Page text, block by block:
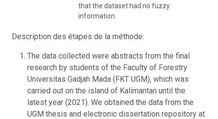
that the dataset had no fuzzy
information.
Description des étapes de la méthode:
The data collected were abstracts from the final
research by students of the Faculty of Forestry
Universitas Gadjah Mada (FKT UGM), which was
carried out on the island of Kalimantan until the
latest year (2021). We obtained the data from the
UGM thesis and electronic dissertation repository at